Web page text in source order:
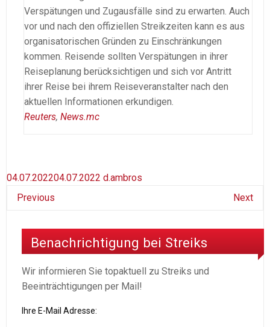
Verspätungen und Zugausfälle sind zu erwarten. Auch
vor und nach den offiziellen Streikzeiten kann es aus
organisatorischen Gründen zu Einschränkungen
kommen. Reisende sollten Verspätungen in ihrer
Reiseplanung berücksichtigen und sich vor Antritt
ihrer Reise bei ihrem Reiseveranstalter nach den
aktuellen Informationen erkundigen.
Reuters, News.mc
04.07.202204.07.2022 d.ambros
Previous
Next
Benachrichtigung bei Streiks
Wir informieren Sie topaktuell zu Streiks und
Beeinträchtigungen per Mail!
Ihre E-Mail Adresse: